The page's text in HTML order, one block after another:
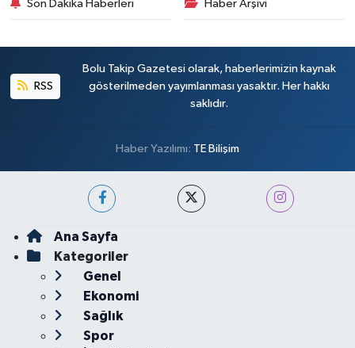
Son Dakika Haberleri Haber Arşivi
RSS
Bolu Takip Gazetesi olarak, haberlerimizin kaynak
gösterilmeden yayımlanması yasaktır. Her hakkı
saklıdır.
Haber Yazılımı: TE Bilişim
Ana Sayfa
Kategoriler
Genel
Ekonomi
Sağlık
Spor